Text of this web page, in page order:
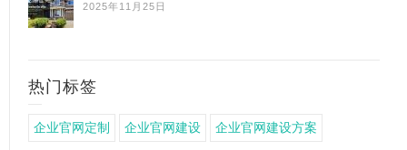
2025年11月25日
热门标签
企业官网定制 企业官网建设 企业官网建设方案